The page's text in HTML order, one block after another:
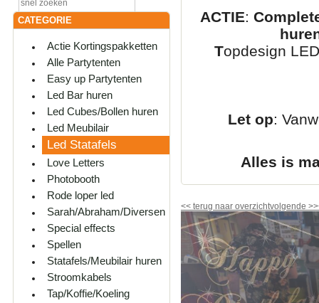
CATEGORIE
Actie Kortingspakketten
Alle Partytenten
Easy up Partytenten
Led Bar huren
Led Cubes/Bollen huren
Led Meubilair
Led Statafels
Love Letters
Photobooth
Rode loper led
Sarah/Abraham/Diversen
Special effects
Spellen
Statafels/Meubilair huren
Stroomkabels
Tap/Koffie/Koeling
ACTIE:
Topdesign
Let op:
Alles is
<< terug naar overzichtvolgende >>